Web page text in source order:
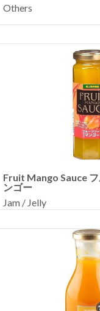
Others
Fruit Mango Sauce
ンゴー
Jam / Jelly